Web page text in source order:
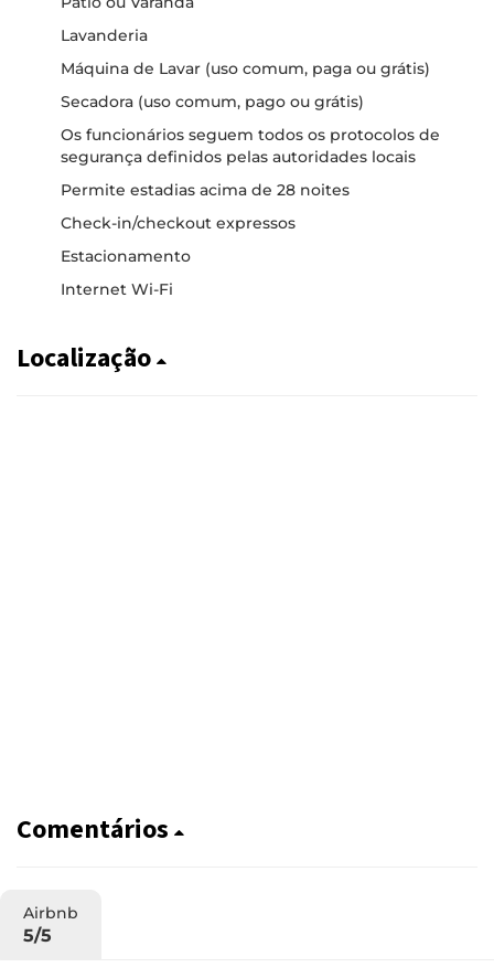
Lavanderia
Máquina de Lavar (uso comum, paga ou grátis)
Secadora (uso comum, pago ou grátis)
Os funcionários seguem todos os protocolos de
segurança definidos pelas autoridades locais
Permite estadias acima de 28 noites
Check-in/checkout expressos
Estacionamento
Internet Wi-Fi
Localização
Comentários
Airbnb
5/5